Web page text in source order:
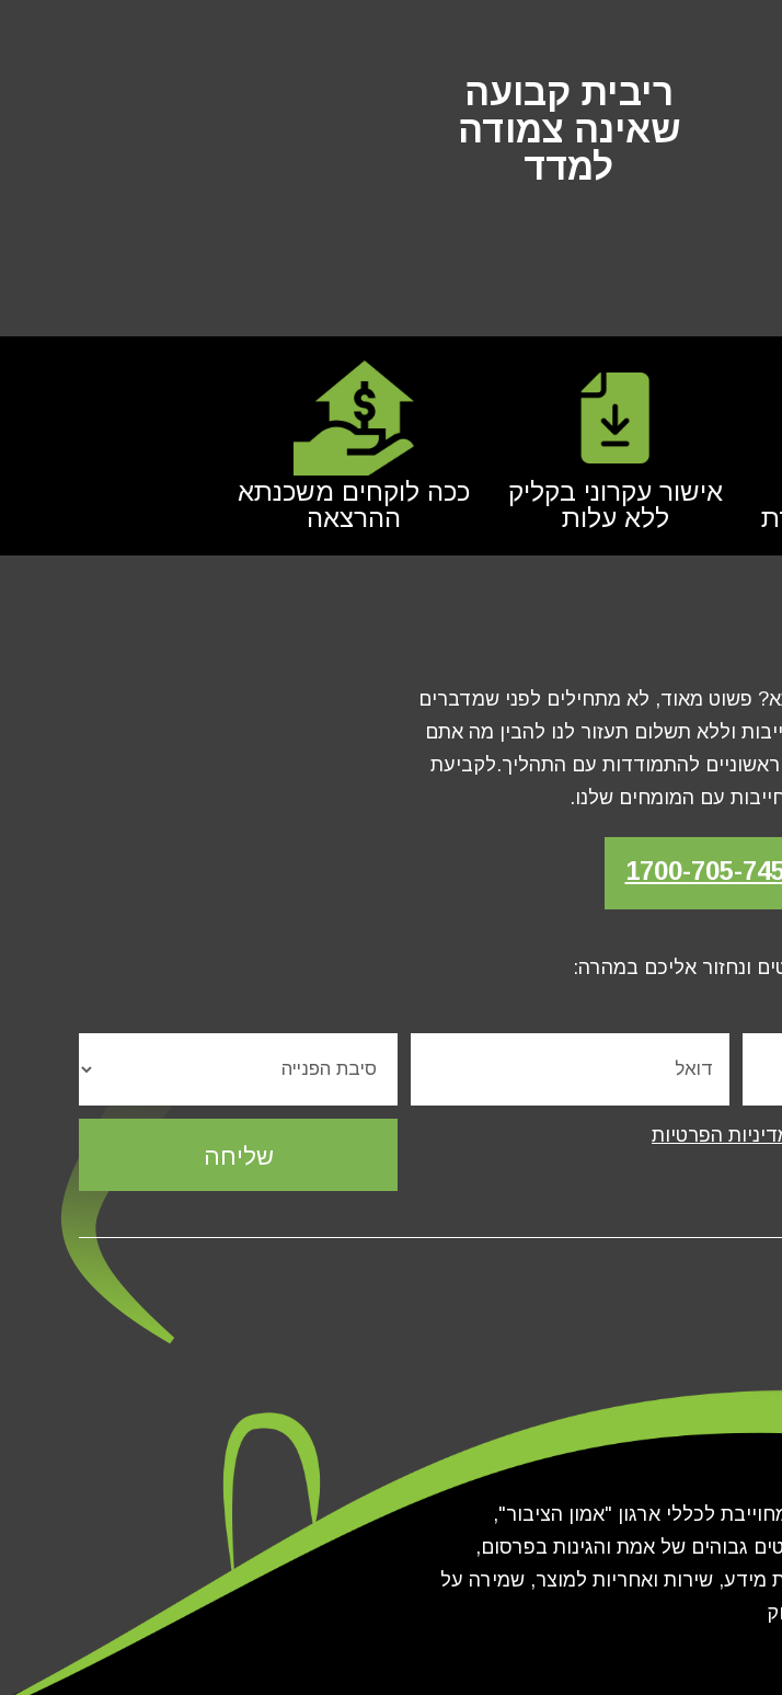
ריבית קבועה
שאינה צמודה
למדד
אישור עקרוני בקליק
ללא עלות
ככה לוקחים משכנתא
ההרצאה
פשוט מאוד, לא מתחילים לפני שמדברים
וללא תשלום תעזור לנו להבין מה אתם
ראשוניים להתמודדות עם התהליך.לקביעת
עם המומחים שלנו.
ונחזור אליכם במהרה:
הפרטיות
לכללי ארגון "אמון הציבור",
גבוהים של אמת והגינות בפרסום,
מידע, שירות ואחריות למוצר, שמירה על